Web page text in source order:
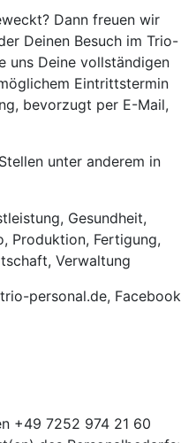
Dann freuen wir
Deinen Besuch im Trio-
uns Deine vollständigen
Eintrittstermin
bevorzugt per E-Mail,
unter anderem in
Gesundheit,
Produktion, Fertigung,
Verwaltung
personal.de, Facebook
+49 7252 974 21 60